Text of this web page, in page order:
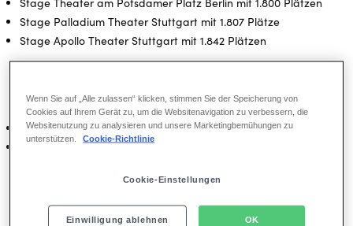
Stage Palladium Theater Stuttgart mit 1.807 Plätze
Stage Apollo Theater Stuttgart mit 1.842 Plätzen
Übernahme und Renovierung des Theater des Westens in Berlin
Gründung der Joop van den Ende Academy in Hamburg
2005
Wenn Sie auf „Alle zulassen“ klicken, stimmen Sie der Speicherung von
Cookies auf Ihrem Gerät zu, um die Websitenavigation zu verbessern, die
Websitenutzung zu analysieren und unsere Marketingbemühungen zu
unterstützen.
Cookie-Richtlinie
Cookie-Einstellungen
Einwilligung ablehnen OK